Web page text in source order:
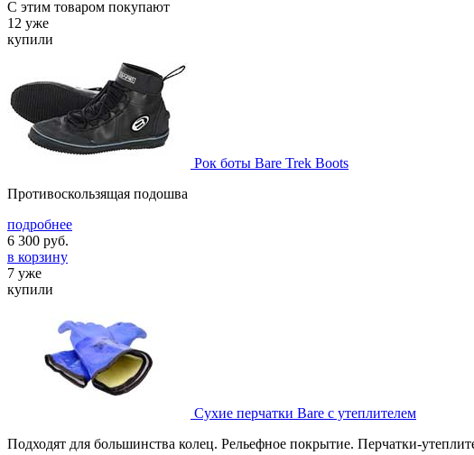
С этим товаром покупают
12 уже
купили
Рок боты Bare Trek Boots
Противоскользящая подошва
подробнее
6 300 руб.
в корзину
7 уже
купили
Сухие перчатки Bare с утеплителем
Подходят для большинства колец. Рельефное покрытие. Перчатки-